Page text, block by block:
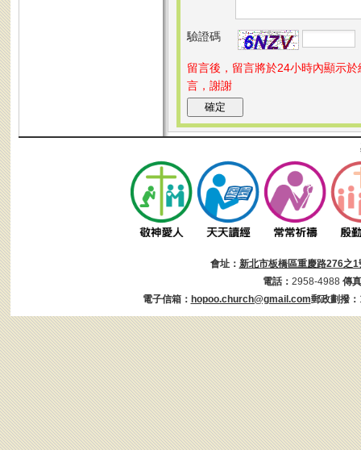
驗證碼
留言後，留言將於24小時內顯示
言，謝謝
會址： 新北市板橋區重慶路276之1
電話： 2958-4988 傳
電子信箱： hopoo.church@gmail.com郵政劃撥：